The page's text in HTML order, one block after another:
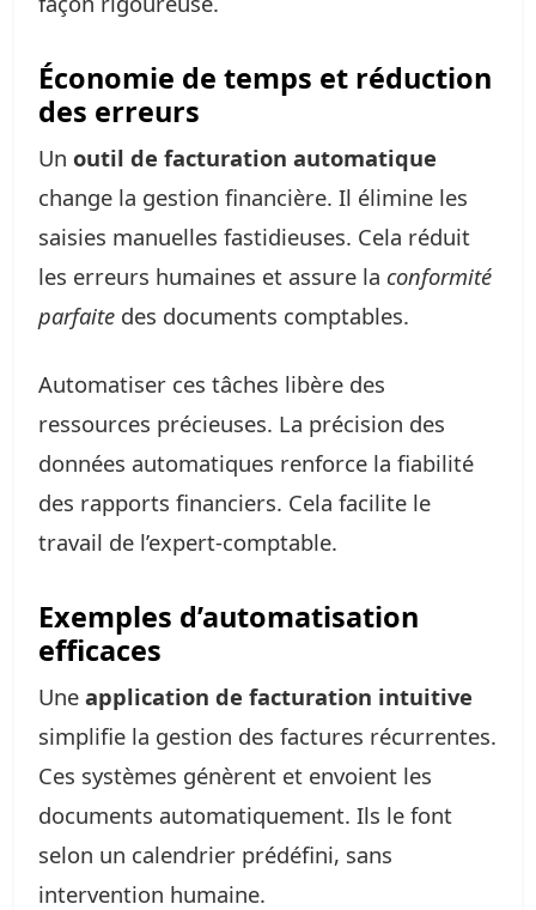
Économie de temps et réduction
des erreurs
Un outil de facturation automatique
change la gestion financière. Il élimine les
saisies manuelles fastidieuses. Cela réduit
les erreurs humaines et assure la conformité
parfaite des documents comptables.
Automatiser ces tâches libère des
ressources précieuses. La précision des
données automatiques renforce la fiabilité
des rapports financiers. Cela facilite le
travail de l’expert-comptable.
Exemples d’automatisation
efficaces
Une application de facturation intuitive
simplifie la gestion des factures récurrentes.
Ces systèmes génèrent et envoient les
documents automatiquement. Ils le font
selon un calendrier prédéfini, sans
intervention humaine.